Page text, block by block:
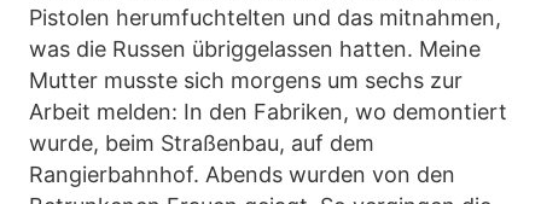
Pistolen herumfuchtelten und das mitnahmen,
was die Russen übriggelassen hatten. Meine
Mutter musste sich morgens um sechs zur
Arbeit melden: In den Fabriken, wo demontiert
wurde, beim Straßenbau, auf dem
Rangierbahnhof. Abends wurden von den